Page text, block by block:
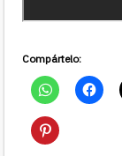
Compártelo: